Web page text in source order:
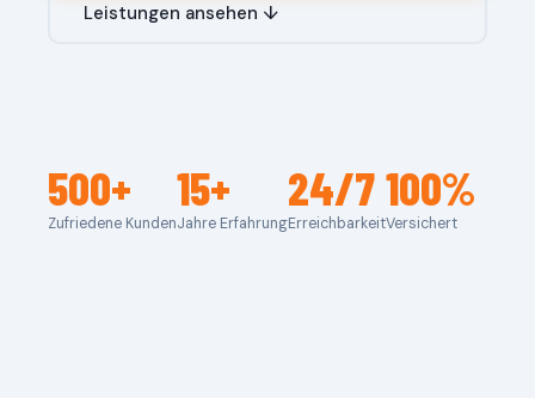
Leistungen ansehen ↓
500+
Zufriedene Kunden
15+
Jahre Erfahrung
24/7
Erreichbarkeit
100%
Versichert